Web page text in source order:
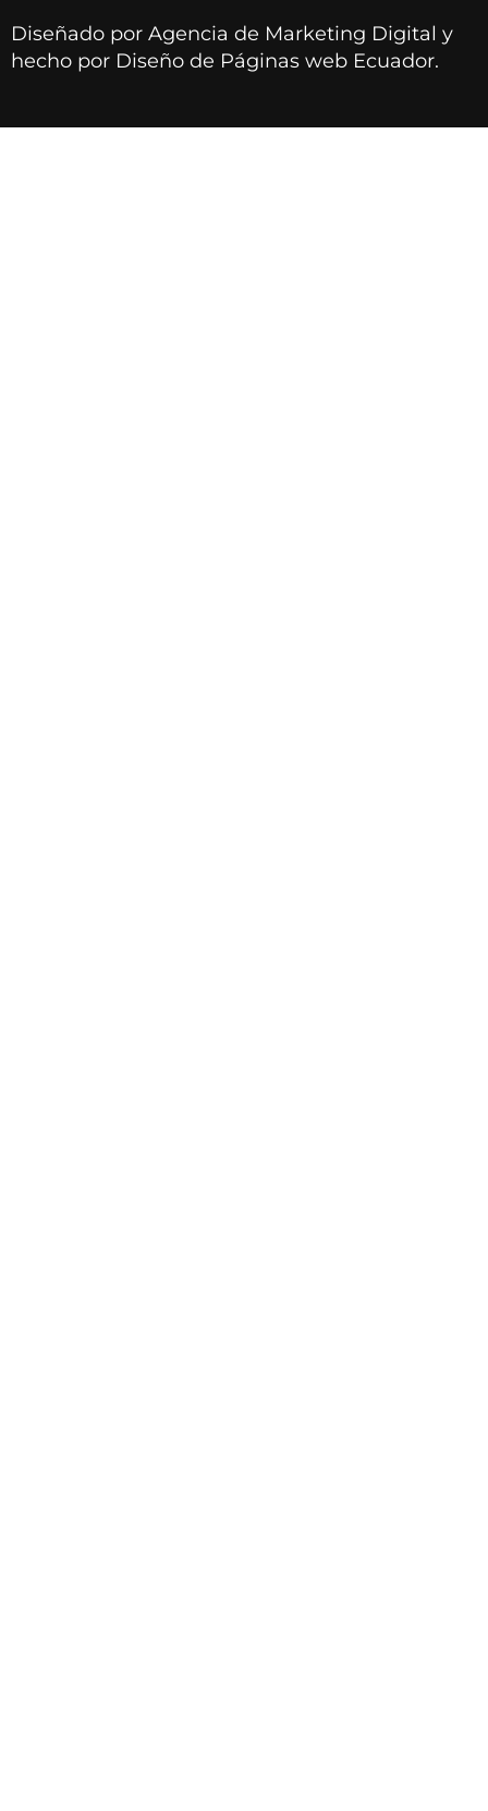
Diseñado por Agencia de Marketing Digital y
hecho por Diseño de Páginas web Ecuador.